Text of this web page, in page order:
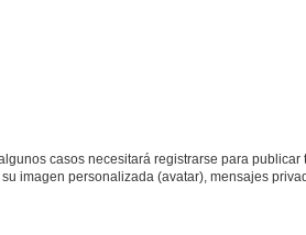
casos necesitará registrarse para
imagen personalizada (avatar), mensajes